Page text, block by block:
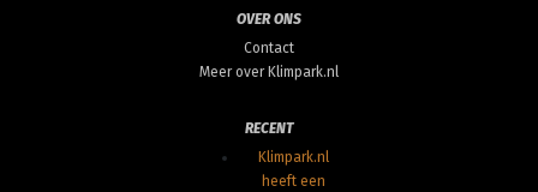
OVER ONS
Contact
Meer over Klimpark.nl
RECENT
Klimpark.nl
heeft een